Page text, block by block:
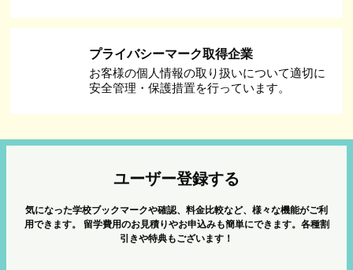
プライバシーマーク取得企業
お客様の個人情報の取り扱いについて適切に
安全管理・保護措置を行っています。
ユーザー登録する
気になった学校ブックマークや確認、料金比較など、様々な機能がご利
用できます。
留学費用のお見積りやお申込みも簡単にできます。各種割
引きや特典もございます！